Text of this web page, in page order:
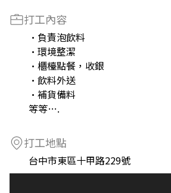
打工內容
·負責泡飲料
·環境整潔
·櫃檯點餐，收銀
·飲料外送
·補貨備料
等等….
打工地點
台中市東區十甲路229號